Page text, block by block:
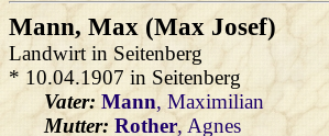
Mann, Max (Max Josef)
Landwirt in Seitenberg
* 10.04.1907 in Seitenberg
Vater: Mann, Maximilian
Mutter: Rother, Agnes